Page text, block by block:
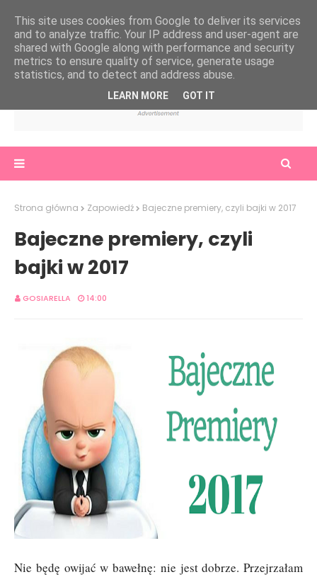
Strona główna Zapowiedź Bajeczne premiery, czyli bajki w 2017
Bajeczne premiery, czyli
bajki w 2017
GOSIARELLA 14:00
Nie będę owijać w bawełnę: nie jest dobrze. Przejrzałam
This site uses cookies from Google to deliver its services
and to analyze traffic. Your IP address and user-agent are
shared with Google along with performance and security
metrics to ensure quality of service, generate usage
statistics, and to detect and address abuse.
LEARN MORE GOT IT